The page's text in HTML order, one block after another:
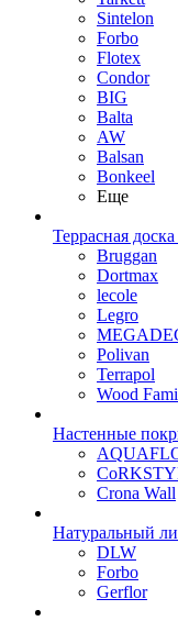
Sintelon
Forbo
Flotex
Condor
BIG
Balta
AW
Balsan
Bonkeel
Еще
Террасная доска
Bruggan
Dortmax
lecole
Legro
Polivan
Terrapol
Wood
Настенные
Crona Wall
Натуральный
DLW
Forbo
Gerflor